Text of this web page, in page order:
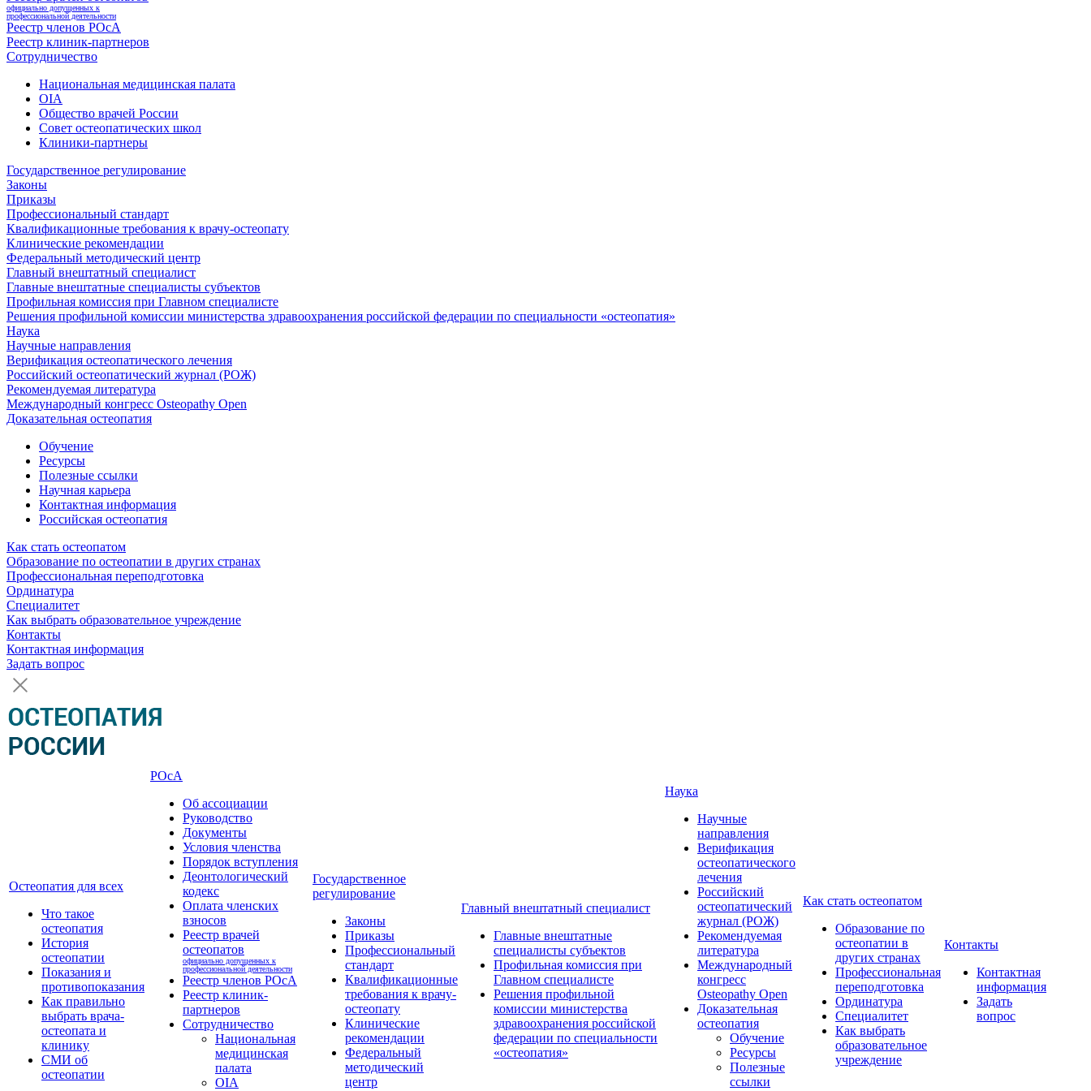
официально допущенных к
профессиональной деятельности
Реестр членов РОсА
Реестр клиник-партнеров
Сотрудничество
Национальная медицинская палата
OIA
Общество врачей России
Совет остеопатических школ
Клиники-партнеры
Государственное регулирование
Законы
Приказы
Профессиональный стандарт
Квалификационные требования к врачу-остеопату
Клинические рекомендации
Федеральный методический центр
Главный внештатный специалист
Главные внештатные специалисты субъектов
Профильная комиссия при Главном специалисте
Решения профильной комиссии министерства здравоохранения российской федерации по специальности «остеопатия»
Наука
Научные направления
Верификация остеопатического лечения
Российский остеопатический журнал (РОЖ)
Рекомендуемая литература
Международный конгресс Osteopathy Open
Доказательная остеопатия
Обучение
Ресурсы
Полезные ссылки
Научная карьера
Контактная информация
Российская остеопатия
Как стать остеопатом
Образование по остеопатии в других странах
Профессиональная переподготовка
Ординатура
Специалитет
Как выбрать образовательное учреждение
Контакты
Контактная информация
Задать вопрос
Остеопатия для всех
Что такое
остеопатия
История
остеопатии
Показания и
противопоказания
Как правильно
выбрать врача-
остеопата и
клинику
СМИ об
остеопатии
РОсА
Об ассоциации
Руководство
Документы
Условия членства
Порядок вступления
Деонтологический
кодекс
Оплата членских
взносов
Реестр врачей
остеопатов
официально допущенных к
профессиональной деятельности
Реестр членов РОсА
Реестр клиник-
партнеров
Сотрудничество
Национальная
медицинская
палата
OIA
Государственное
регулирование
Законы
Приказы
Профессиональный
стандарт
Квалификационные
требования к врачу-
остеопату
Клинические
рекомендации
Федеральный
методический
центр
Главный внештатный специалист
Главные внештатные
специалисты субъектов
Профильная комиссия при
Главном специалисте
Решения профильной
комиссии министерства
здравоохранения российской
федерации по специальности
«остеопатия»
Наука
Научные
направления
Верификация
остеопатического
лечения
Российский
остеопатический
журнал (РОЖ)
Рекомендуемая
литература
Международный
конгресс
Osteopathy Open
Доказательная
остеопатия
Обучение
Ресурсы
Полезные
ссылки
Как стать остеопатом
Образование по
остеопатии в
других странах
Профессиональная
переподготовка
Ординатура
Специалитет
Как выбрать
образовательное
учреждение
Контакты
Контактная
информация
Задать
вопрос